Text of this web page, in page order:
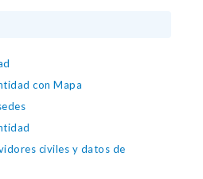
con Mapa
civiles y datos de